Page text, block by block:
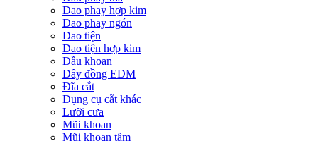
Dao phay hợp kim
Dao phay ngón
Dao tiện
Dao tiện hợp kim
Đầu khoan
Dây đồng EDM
Đĩa cắt
Dụng cụ cắt khác
Lưỡi cưa
Mũi khoan
Mũi khoan tâm